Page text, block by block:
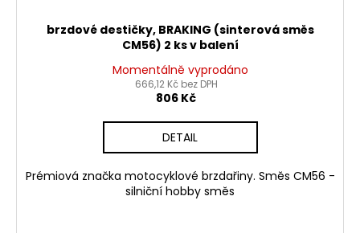
brzdové destičky, BRAKING (sinterová směs
CM56) 2 ks v balení
Momentálně vyprodáno
666,12 Kč bez DPH
806 Kč
DETAIL
Prémiová značka motocyklové brzdařiny. Směs CM56 -
silniční hobby směs